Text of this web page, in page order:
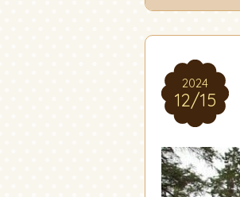
2024
12/15
2024
12/15